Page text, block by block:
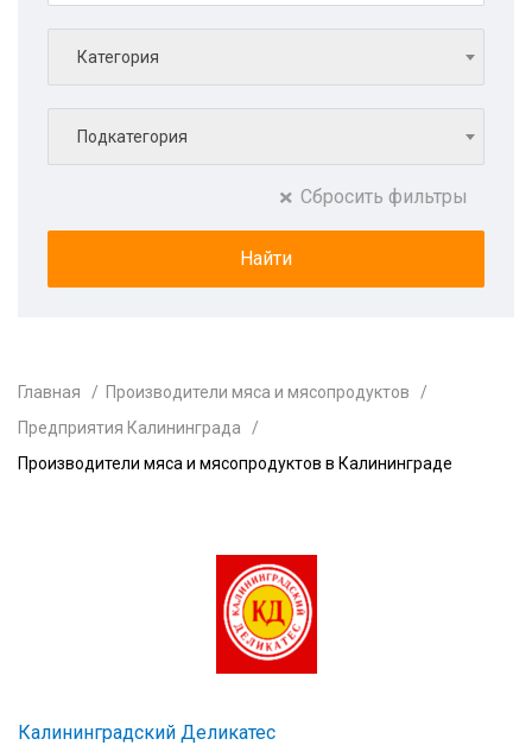
Категория
Подкатегория
Сбросить фильтры
Главная
Производители мяса и мясопродуктов
Предприятия Калининграда
Производители мяса и мясопродуктов в Калининграде
Калининградский Деликатес